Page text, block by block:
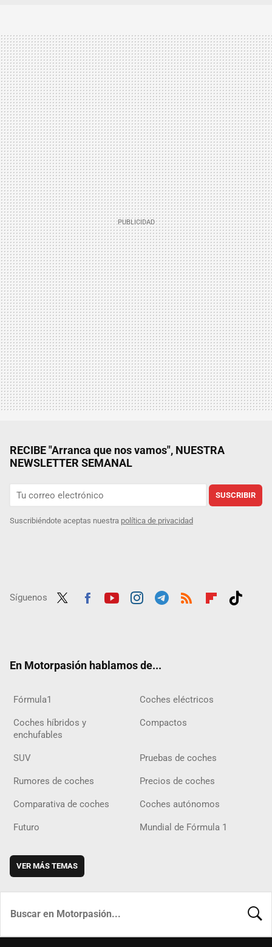
RECIBE "Arranca que nos vamos", NUESTRA
NEWSLETTER SEMANAL
SUSCRIBIR
Suscribiéndote aceptas nuestra política de privacidad
Síguenos
En Motorpasión hablamos de...
Fórmula1 Coches eléctricos
Coches híbridos y
enchufables
Compactos
SUV Pruebas de coches
Rumores de coches Precios de coches
Comparativa de coches Coches autónomos
Futuro Mundial de Fórmula 1
VER MÁS TEMAS